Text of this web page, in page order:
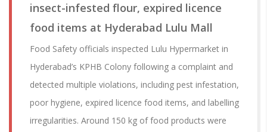
insect-infested flour, expired licence
food items at Hyderabad Lulu Mall
Food Safety officials inspected Lulu Hypermarket in
Hyderabad’s KPHB Colony following a complaint and
detected multiple violations, including pest infestation,
poor hygiene, expired licence food items, and labelling
irregularities. Around 150 kg of food products were